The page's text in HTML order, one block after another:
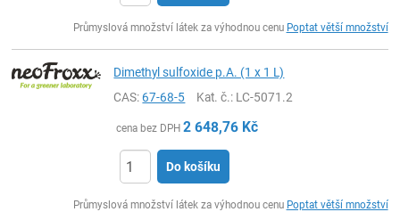
Průmyslová množství látek za výhodnou cenu Poptat větší množství
Dimethyl sulfoxide p.A. (1 x 1 L)
CAS:67-68-5 Kat. č.: LC-5071.2
cena bez DPH 2 648,76 Kč
Do košíku
Průmyslová množství látek za výhodnou cenu Poptat větší množství